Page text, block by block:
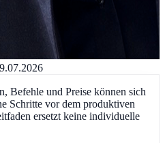
Befehle und Preise können sich
Schritte vor dem produktiven
ersetzt keine individuelle